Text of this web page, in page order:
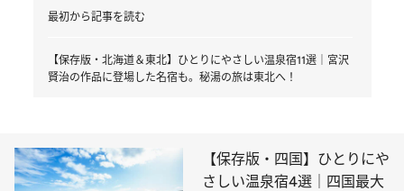
最初から記事を読む
【保存版・北海道＆東北】ひとりにやさしい温泉宿11選｜宮沢
賢治の作品に登場した名宿も。秘湯の旅は東北へ！
【保存版・四国】ひとりにや
さしい温泉宿4選｜四国最大